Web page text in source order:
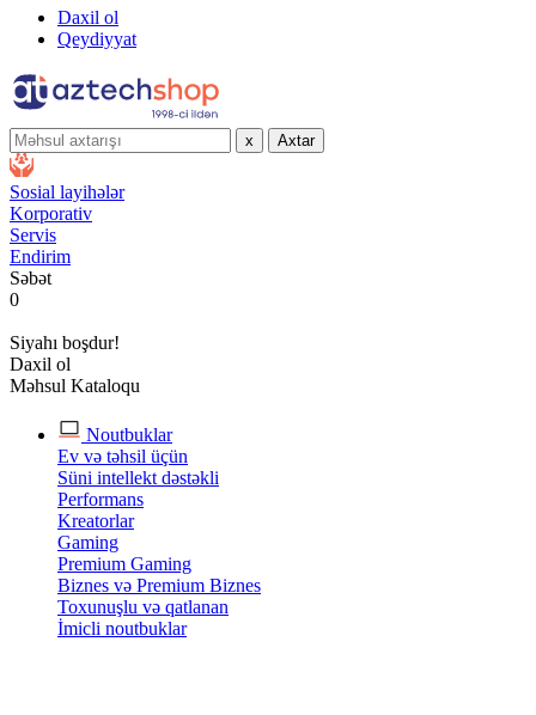
Daxil ol
Qeydiyyat
x Axtar
Sosial layihələr
Korporativ
Servis
Endirim
Səbət
0
Siyahı boşdur!
Daxil ol
Məhsul Kataloqu
Noutbuklar
Ev və təhsil üçün
Süni intellekt dəstəkli
Performans
Kreatorlar
Gaming
Premium Gaming
Biznes və Premium Biznes
Toxunuşlu və qatlanan
İmicli noutbuklar